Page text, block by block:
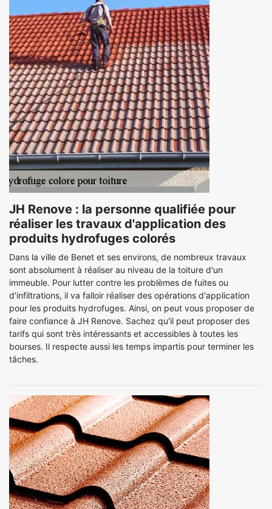
JH Renove : la personne qualifiée pour
réaliser les travaux d'application des
produits hydrofuges colorés
Dans la ville de Benet et ses environs, de nombreux travaux
sont absolument à réaliser au niveau de la toiture d'un
immeuble. Pour lutter contre les problèmes de fuites ou
d'infiltrations, il va falloir réaliser des opérations d'application
pour les produits hydrofuges. Ainsi, on peut vous proposer de
faire confiance à JH Renove. Sachez qu'il peut proposer des
tarifs qui sont très intéressants et accessibles à toutes les
bourses. Il respecte aussi les temps impartis pour terminer les
tâches.